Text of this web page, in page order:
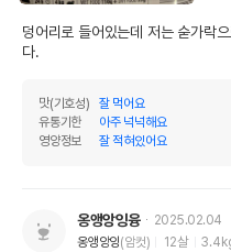
덩어리로 들어있는데 저는 숟가락
다.
맛(기호성)
잘 먹어요
유통기한
아주 넉넉해요
영양정보
잘 적혀있어요
옹앵앙잉융
2025.02.04
옹앵앙잉(암컷) 12살